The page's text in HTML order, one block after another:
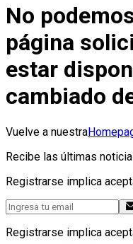
No
página
estar
cambiado
Vuelve a nuestra
Recibe las últimas
Registrarse implica
Registrarse implica